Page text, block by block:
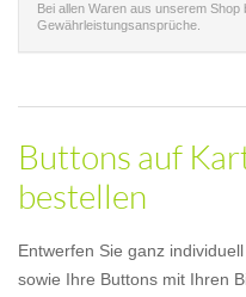
Bei allen Waren aus unserem
Gewährleistungsansprüche.
Buttons auf
bestellen
Entwerfen Sie ganz
sowie Ihre Buttons mit Ihren